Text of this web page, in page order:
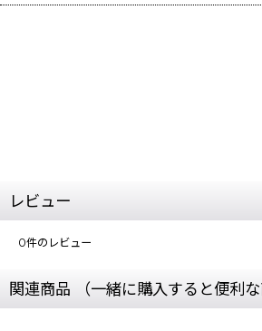
レビュー
0件のレビュー
関連商品 （一緒に購入すると便利